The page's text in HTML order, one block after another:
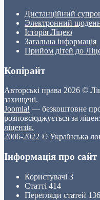
Дистанційний
Электронний
Історія Ліцею
Загальна інформація
Прийом дітей до
Копірайт
Авторські права 2026 ©
захищені.
Joomla! — безкоштовне
розповсюджується за
ліцензія.
2006-2022 © Українська
Інформація про сайт
Користувачі 3
Статті 414
Перегляди статей